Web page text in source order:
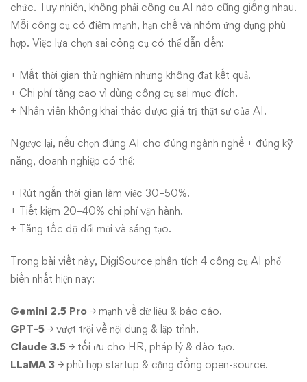
&
cách
khai
thác
hiệu
quả
chức. Tuy nhiên, không phải công cụ AI nào cũng giống nhau.
Mỗi công cụ có điểm mạnh, hạn chế và nhóm ứng dụng phù
hợp. Việc lựa chọn sai công cụ có thể dẫn đến:
+ Mất thời gian thử nghiệm nhưng không đạt kết quả.
+ Chi phí tăng cao vì dùng công cụ sai mục đích.
+ Nhân viên không khai thác được giá trị thật sự của AI.
Ngược lại, nếu chọn đúng AI cho đúng ngành nghề + đúng kỹ
năng, doanh nghiệp có thể:
+ Rút ngắn thời gian làm việc 30–50%.
+ Tiết kiệm 20–40% chi phí vận hành.
+ Tăng tốc độ đổi mới và sáng tạo.
Trong bài viết này, DigiSource phân tích 4 công cụ AI phổ
biến nhất hiện nay:
Gemini 2.5 Pro → mạnh về dữ liệu & báo cáo.
GPT-5 → vượt trội về nội dung & lập trình.
Claude 3.5 → tối ưu cho HR, pháp lý & đào tạo.
LLaMA 3 → phù hợp startup & cộng đồng open-source.